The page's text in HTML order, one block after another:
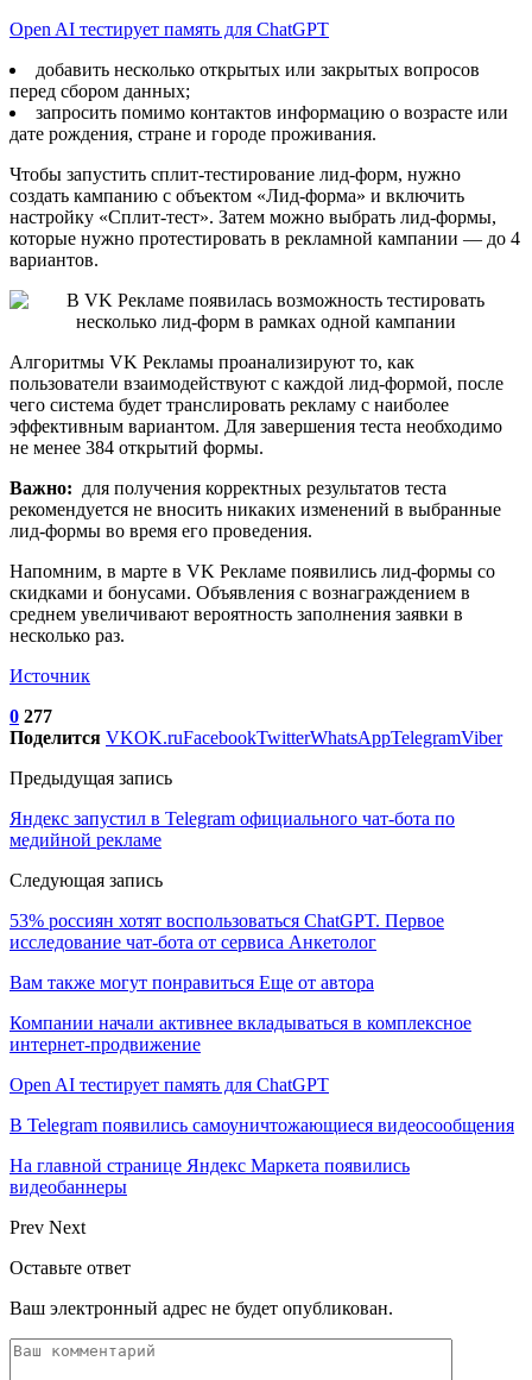
Open AI тестирует память для ChatGPT
добавить несколько открытых или закрытых вопросов
перед сбором данных;
запросить помимо контактов информацию о возрасте или
дате рождения, стране и городе проживания.
Чтобы запустить сплит-тестирование лид-форм, нужно
создать кампанию с объектом «Лид-форма» и включить
настройку «Сплит-тест». Затем можно выбрать лид-формы,
которые нужно протестировать в рекламной кампании — до 4
вариантов.
Алгоритмы VK Рекламы проанализируют то, как
пользователи взаимодействуют с каждой лид-формой, после
чего система будет транслировать рекламу с наиболее
эффективным вариантом. Для завершения теста необходимо
не менее 384 открытий формы.
Важно: для получения корректных результатов теста
рекомендуется не вносить никаких изменений в выбранные
лид-формы во время его проведения.
Напомним, в марте в VK Рекламе появились лид-формы со
скидками и бонусами. Объявления с вознаграждением в
среднем увеличивают вероятность заполнения заявки в
несколько раз.
Источник
0 277
Поделится VKOK.ruFacebookTwitterWhatsAppTelegramViber
Предыдущая запись
Яндекс запустил в Telegram официального чат-бота по
медийной рекламе
Следующая запись
53% россиян хотят воспользоваться ChatGPT. Первое
исследование чат-бота от сервиса Анкетолог
Вам также могут понравиться Еще от автора
Компании начали активнее вкладываться в комплексное
интернет-продвижение
Open AI тестирует память для ChatGPT
В Telegram появились самоуничтожающиеся видеосообщения
На главной странице Яндекс Маркета появились
видеобаннеры
Prev Next
Оставьте ответ
Ваш электронный адрес не будет опубликован.